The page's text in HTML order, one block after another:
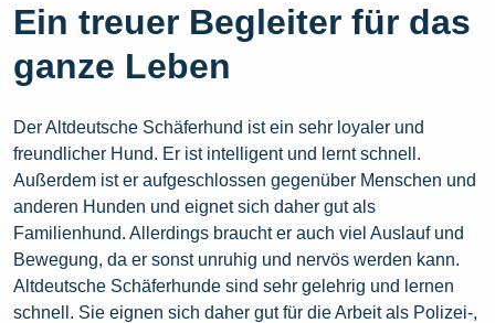
Ein treuer Begleiter für das
ganze Leben
Der Altdeutsche Schäferhund ist ein sehr loyaler und
freundlicher Hund. Er ist intelligent und lernt schnell.
Außerdem ist er aufgeschlossen gegenüber Menschen und
anderen Hunden und eignet sich daher gut als
Familienhund. Allerdings braucht er auch viel Auslauf und
Bewegung, da er sonst unruhig und nervös werden kann.
Altdeutsche Schäferhunde sind sehr gelehrig und lernen
schnell. Sie eignen sich daher gut für die Arbeit als Polizei-,